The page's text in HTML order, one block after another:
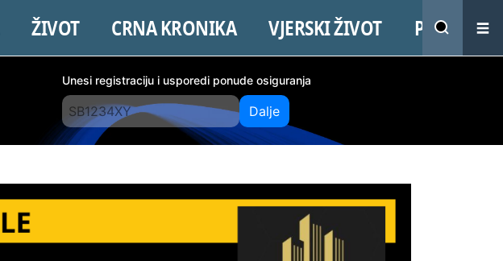
ŽIVOT CRNA KRONIKA VJERSKI ŽIVOT PROMO
Unesi registraciju i usporedi ponude osiguranja
Dalje